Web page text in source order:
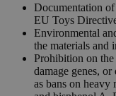
Documentation
EU Toys
Environmental
the materials and
Prohibition on the
damage genes,
as bans on heavy